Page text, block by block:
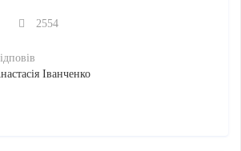
2554
Іванченко